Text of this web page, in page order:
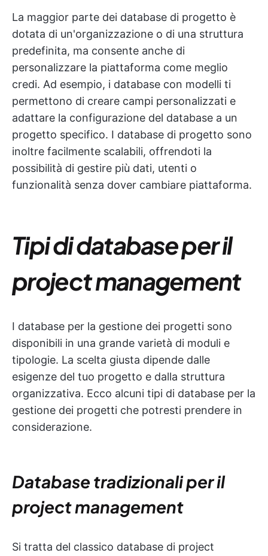
La maggior parte dei database di progetto è
dotata di un'organizzazione o di una struttura
predefinita, ma consente anche di
personalizzare la piattaforma come meglio
credi. Ad esempio, i database con modelli ti
permettono di creare campi personalizzati e
adattare la configurazione del database a un
progetto specifico. I database di progetto sono
inoltre facilmente scalabili, offrendoti la
possibilità di gestire più dati, utenti o
funzionalità senza dover cambiare piattaforma.
Tipi di database per il
project management
I database per la gestione dei progetti sono
disponibili in una grande varietà di moduli e
tipologie. La scelta giusta dipende dalle
esigenze del tuo progetto e dalla struttura
organizzativa. Ecco alcuni tipi di database per la
gestione dei progetti che potresti prendere in
considerazione.
Database tradizionali per il
project management
Si tratta del classico database di project